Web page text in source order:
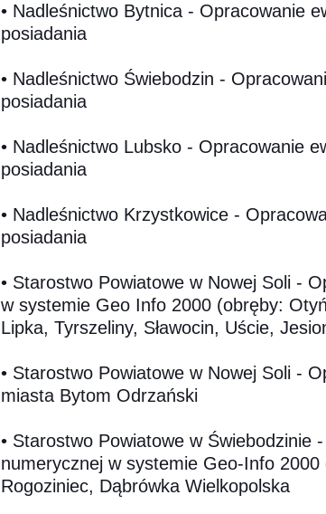
• Nadleśnictwo Bytnica - Opracowanie
posiadania
• Nadleśnictwo Świebodzin -
posiadania
• Nadleśnictwo Lubsko - Opracowanie
posiadania
• Nadleśnictwo Krzystkowice -
posiadania
• Starostwo Powiatowe w Nowej Soli -
w systemie Geo Info 2000 (obręby:
Lipka, Tyrszeliny, Sławocin, Uście,
• Starostwo Powiatowe w Nowej Soli -
miasta Bytom Odrzański
• Starostwo Powiatowe w Świebodzinie
numerycznej w systemie Geo-Info
Rogoziniec, Dąbrówka Wielkopolska